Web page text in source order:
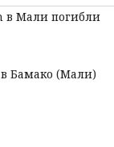
в Мали погибли
Бамако (Мали)